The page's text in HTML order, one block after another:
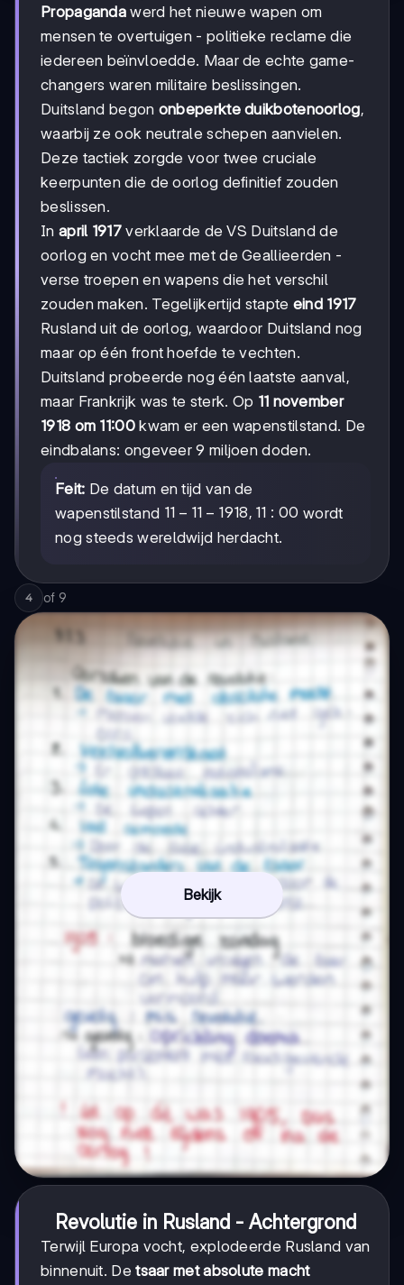
Propaganda werd het nieuwe wapen om
mensen te overtuigen - politieke reclame die
iedereen beïnvloedde. Maar de echte game-
changers waren militaire beslissingen.
Duitsland begon onbeperkte duikbotenoorlog,
waarbij ze ook neutrale schepen aanvielen.
Deze tactiek zorgde voor twee cruciale
keerpunten die de oorlog definitief zouden
beslissen.
In april 1917verklaarde de VS Duitsland de
oorlog en vocht mee met de Geallieerden -
verse troepen en wapens die het verschil
zouden maken. Tegelijkertijd stapte eind 1917
Rusland uit de oorlog, waardoor Duitsland nog
maar op één front hoefde te vechten.
Duitsland probeerde nog één laatste aanval,
maar Frankrijk was te sterk. Op 11 november
1918 om 11:00kwam er een wapenstilstand. De
eindbalans: ongeveer 9 miljoen doden.
Feit: De datum en tijd van de
wapenstilstand 11-
11-
1918,
11 − 11 − 1918, 11 : 00 wordt
nog steeds wereldwijd herdacht.
4 of 9
Bekijk
Revolutie in Rusland - Achtergrond
Terwijl Europa vocht, explodeerde Rusland van
binnenuit. Detsaar met absolute macht